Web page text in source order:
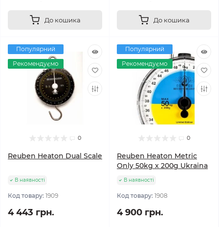
До кошика До кошика
Популярний
Рекомендуємо
0
Reuben Heaton Dual Scale
В наявності
Код товару: 1909
4 443 грн.
Популярний
Рекомендуємо
0
Reuben Heaton Metric
Only 50kg x 200g Ukraina
В наявності
Код товару: 1908
4 900 грн.